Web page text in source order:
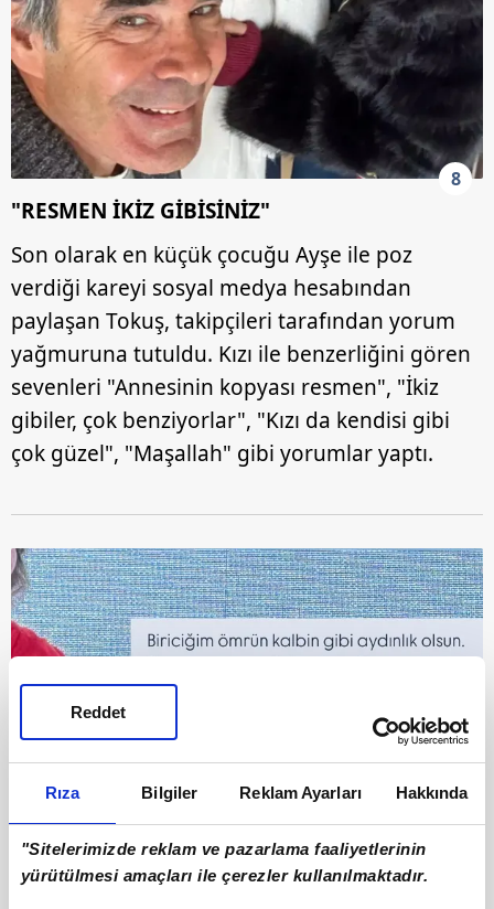
Rıza Bilgiler Reklam Ayarları Hakkında
"Sitelerimizde reklam ve pazarlama faaliyetlerinin
yürütülmesi amaçları ile çerezler kullanılmaktadır.
Reddet
8
"RESMEN İKİZ GİBİSİNİZ"
Son olarak en küçük çocuğu Ayşe ile poz
verdiği kareyi sosyal medya hesabından
paylaşan Tokuş, takipçileri tarafından yorum
yağmuruna tutuldu. Kızı ile benzerliğini gören
sevenleri "Annesinin kopyası resmen", "İkiz
gibiler, çok benziyorlar", "Kızı da kendisi gibi
çok güzel", "Maşallah" gibi yorumlar yaptı.